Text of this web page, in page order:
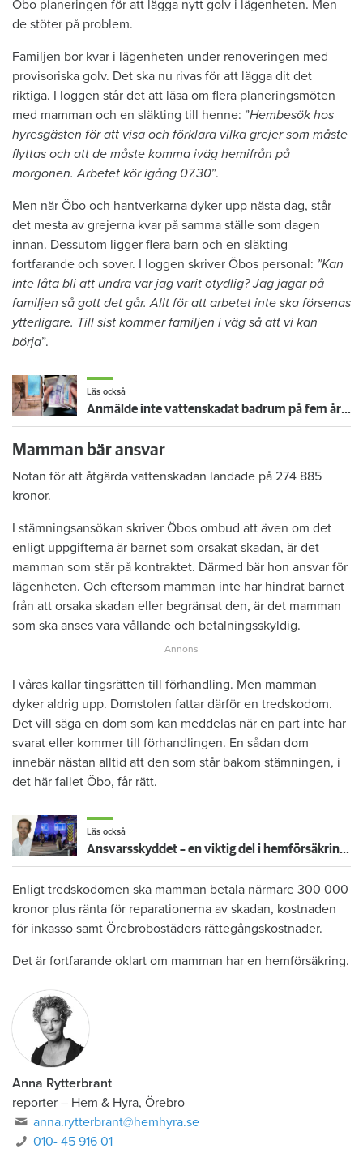
Öbo planeringen för att lägga nytt golv i lägenheten. Men
de stöter på problem.
Familjen bor kvar i lägenheten under renoveringen med
provisoriska golv. Det ska nu rivas för att lägga dit det
riktiga. I loggen står det att läsa om flera planeringsmöten
med mamman och en släkting till henne: ”Hembesök hos
hyresgästen för att visa och förklara vilka grejer som måste
flyttas och att de måste komma iväg hemifrån på
morgonen. Arbetet kör igång 07.30”.
Men när Öbo och hantverkarna dyker upp nästa dag, står
det mesta av grejerna kvar på samma ställe som dagen
innan. Dessutom ligger flera barn och en släkting
fortfarande och sover. I loggen skriver Öbos personal: ”Kan
inte låta bli att undra var jag varit otydlig? Jag jagar på
familjen så gott det går. Allt för att arbetet inte ska försenas
ytterligare. Till sist kommer familjen i väg så att vi kan
börja”.
Läs också
Anmälde inte vattenskadat badrum på fem år – krävs på 125 000 kronor
Mamman bär ansvar
Notan för att åtgärda vattenskadan landade på 274 885
kronor.
I stämningsansökan skriver Öbos ombud att även om det
enligt uppgifterna är barnet som orsakat skadan, är det
mamman som står på kontraktet. Därmed bär hon ansvar för
lägenheten. Och eftersom mamman inte har hindrat barnet
från att orsaka skadan eller begränsat den, är det mamman
som ska anses vara vållande och betalningsskyldig.
I våras kallar tingsrätten till förhandling. Men mamman
dyker aldrig upp. Domstolen fattar därför en tredskodom.
Det vill säga en dom som kan meddelas när en part inte har
svarat eller kommer till förhandlingen. En sådan dom
innebär nästan alltid att den som står bakom stämningen, i
det här fallet Öbo, får rätt.
Läs också
Ansvarsskyddet – en viktig del i hemförsäkringen
Enligt tredskodomen ska mamman betala närmare 300 000
kronor plus ränta för reparationerna av skadan, kostnaden
för inkasso samt Örebrobostäders rättegångskostnader.
Det är fortfarande oklart om mamman har en hemförsäkring.
Anna Rytterbrant
reporter – Hem & Hyra, Örebro
anna.rytterbrant@hemhyra.se
010- 45 916 01